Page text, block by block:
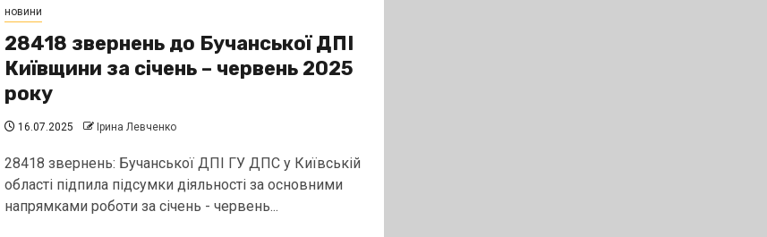
новини
28418 звернень до Бучанської ДПІ
Київщини за січень – червень 2025
року
16.07.2025 Ірина Левченко
28418 звернень: Бучанської ДПІ ГУ ДПС у Київській
області підпила підсумки діяльності за основними
напрямками роботи за січень - червень...